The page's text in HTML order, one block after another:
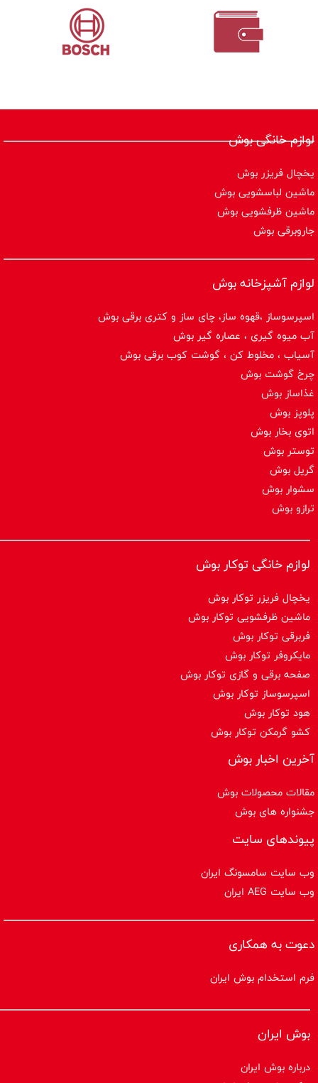
لوازم خانگی بوش
یخچال فریزر بوش
ماشین لباسشویی بوش
ماشین ظرفشویی بوش
جاروبرقی بوش
لوازم آشپزخانه بوش
اسپرسوساز ،قهوه ساز، چای ساز و کتری برقی بوش
آب میوه گیری ، عصاره گیر بوش
آسیاب ، مخلوط کن ، گوشت کوب برقی بوش
چرخ گوشت بوش
غذاساز بوش
پلوپز بوش
اتوی بخار بوش
توستر بوش
گریل بوش
سشوار بوش
ترازو بوش
لوازم خانگی توکار بوش
یخچال فریزر توکار بوش
ماشین ظرفشویی توکار بوش
فربرقی توکار بوش
مایکروفر توکار بوش
صفحه برقی و گازی توکار بوش
اسپرسوساز توكار بوش
هود توکار بوش
کشو گرمکن توکار بوش
آخرین اخبار بوش
مقالات محصولات بوش
جشنواره های بوش
پیوندهای سایت
وب سایت سامسونگ ایران
وب سایت AEG ایران
دعوت به همکاری
فرم استخدام بوش ایران
بوش ایران
درباره بوش ایران